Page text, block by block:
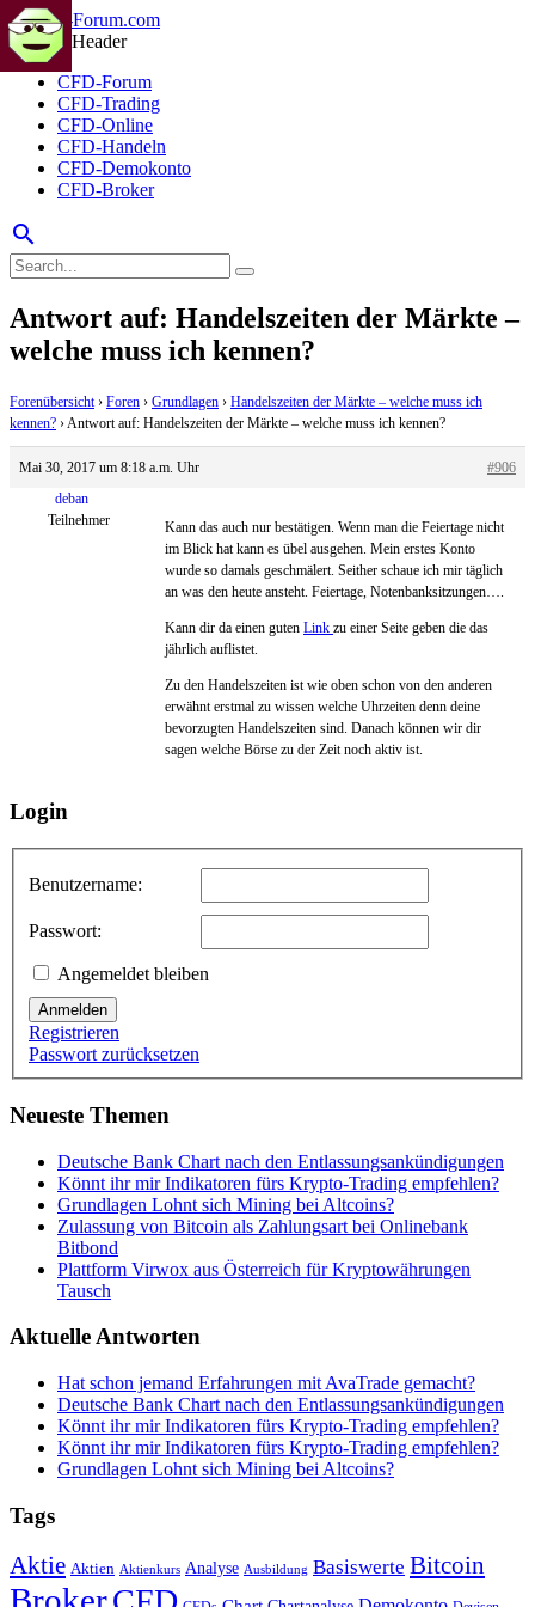
CFD-Forum
CFD-Trading
CFD-Online
CFD-Handeln
CFD-Demokonto
CFD-Broker
search
Antwort auf: Handelszeiten der Märkte –
welche muss ich kennen?
Forenübersicht › Foren › Grundlagen › Handelszeiten der Märkte – welche muss ich
kennen? ›Antwort auf: Handelszeiten der Märkte – welche muss ich kennen?
Mai 30, 2017 um 8:18 a.m. Uhr
#906
deban
Teilnehmer
Kann das auch nur bestätigen. Wenn man die Feiertage nicht
im Blick hat kann es übel ausgehen. Mein erstes Konto
wurde so damals geschmälert. Seither schaue ich mir täglich
an was den heute ansteht. Feiertage, Notenbanksitzungen….
Kann dir da einen guten Link zu einer Seite geben die das
jährlich auflistet.
Zu den Handelszeiten ist wie oben schon von den anderen
erwähnt erstmal zu wissen welche Uhrzeiten denn deine
bevorzugten Handelszeiten sind. Danach können wir dir
sagen welche Börse zu der Zeit noch aktiv ist.
Login
Benutzername:
Passwort:
Angemeldet bleiben
Anmelden
Registrieren
Passwort zurücksetzen
Neueste Themen
Deutsche Bank Chart nach den Entlassungsankündigungen
Könnt ihr mir Indikatoren fürs Krypto-Trading empfehlen?
Grundlagen Lohnt sich Mining bei Altcoins?
Zulassung von Bitcoin als Zahlungsart bei Onlinebank
Bitbond
Plattform Virwox aus Österreich für Kryptowährungen
Tausch
Aktuelle Antworten
Hat schon jemand Erfahrungen mit AvaTrade gemacht?
Deutsche Bank Chart nach den Entlassungsankündigungen
Könnt ihr mir Indikatoren fürs Krypto-Trading empfehlen?
Könnt ihr mir Indikatoren fürs Krypto-Trading empfehlen?
Grundlagen Lohnt sich Mining bei Altcoins?
Tags
Aktie Aktien Aktienkurs Analyse Ausbildung Basiswerte Bitcoin